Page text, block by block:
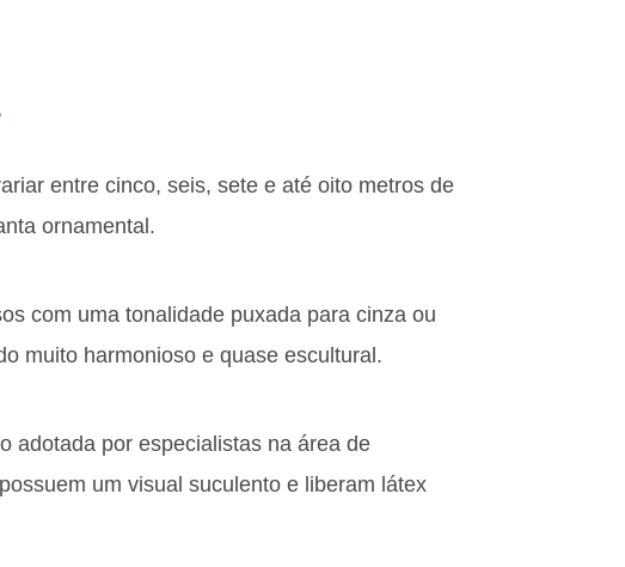
entre cinco, seis, sete e até oito metros de
ornamental.
com uma tonalidade puxada para cinza ou
muito harmonioso e quase escultural.
adotada por especialistas na área de
um visual suculento e liberam látex